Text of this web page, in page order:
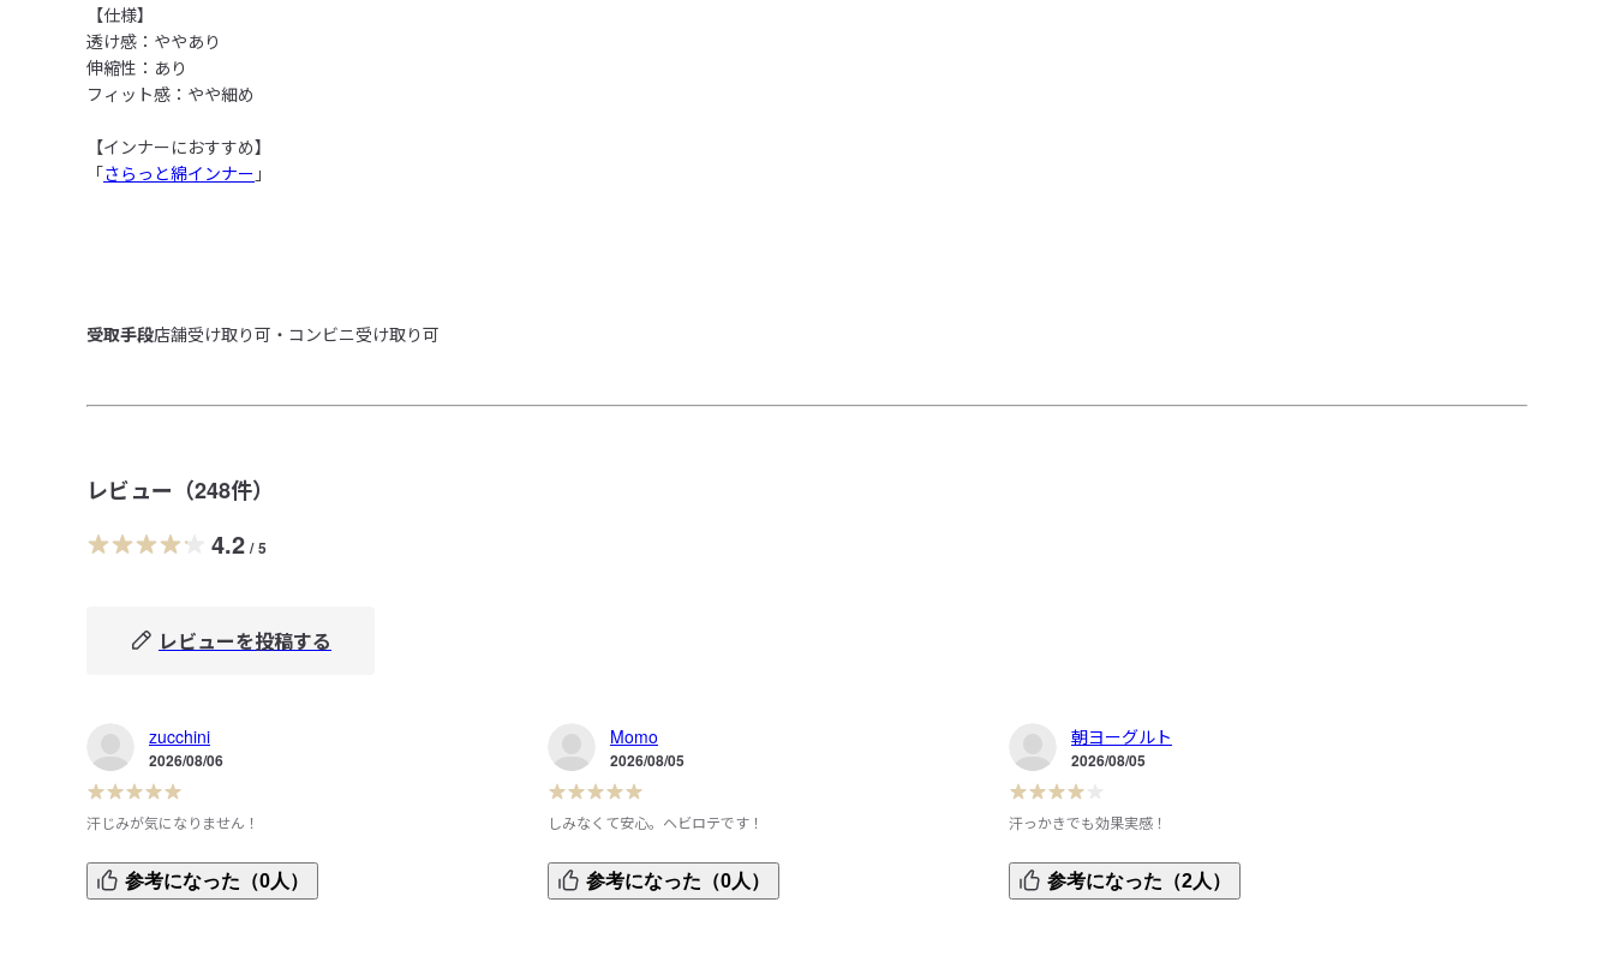
【仕様】
透け感：ややあり
伸縮性：あり
フィット感：やや細め
【インナーにおすすめ】
「さらっと綿インナー 」
受取手段店舗受け取り可・コンビニ受け取り可
レビュー（248件）
4.2 / 5
レビューを投稿する
zucchini
2026/08/06
汗じみが気になりません！
夏は汗じみが気になる季節ですが、このTシャツは適度に厚
みがあって汗じみが気になりません。
参考になった（0人）
Momo
2026/08/05
しみなくて安心。ヘビロテです！
本当にしみにくくてびっくりしました！毎年定番にして欲し
いです。 参考になった（0人）
朝ヨーグルト
2026/08/05
汗っかきでも効果実感！
普段Mサイズが多い。今回はMを試着して少しぴったりめだ
ったので、Lに決めた。
参考になった（2人）